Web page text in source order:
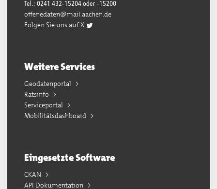
Tel.: 0241 432-15204 oder -15200
offenedaten@mail.aachen.de
Folgen Sie uns auf X
Weitere Services
Geodatenportal
Ratsinfo
Serviceportal
Mobilitätsdashboard
Eingesetzte Software
CKAN
API Dokumentation